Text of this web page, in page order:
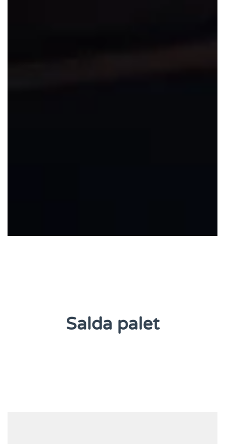
Salda palet